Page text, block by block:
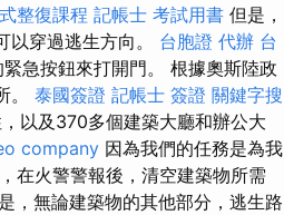
整復課程 記帳士 考試用書 但是，
以穿過逃生方向。 台胞證 代辦 台
急按鈕來打開門。 根據奧斯陸政
。 泰國簽證 記帳士 簽證 關鍵字搜
以及370多個建築大廳和辦公大
company 因為我們的任務是為我
在火警警報後，清空建築物所需
，無論建築物的其他部分，逃生路